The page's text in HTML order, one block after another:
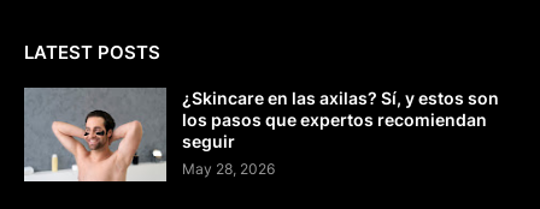
LATEST POSTS
¿Skincare en las axilas? Sí, y estos son
los pasos que expertos recomiendan
seguir
May 28, 2026